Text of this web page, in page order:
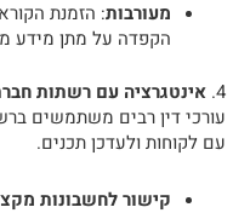
מעורבות: הזמנת
הקפדה על מתן מידע
4. אינטגרציה עם רשתות
עורכי דין רבים משתמשים
עם לקוחות ולעדכן תכנים.
קישור לחשבונות